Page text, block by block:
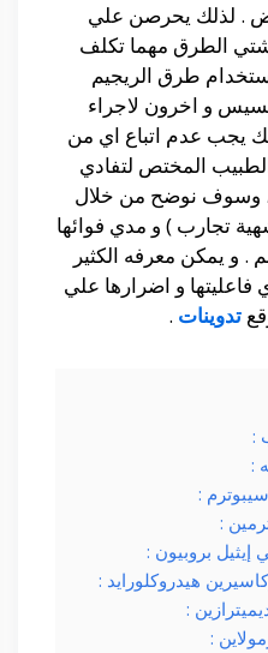
. لذلك يحرصن علي
الطرق مهما تكلف
طرق الريجيم
و اخرون لاجراء
يجب عدم اتباع اي من
المختص لتفادي
، وسوف نوضح من خلال
تجارب ) و مدي فوائها
و يمكن معرفه الكثير
و اضرارها علي
تدوينات .
:
:
:
:
إيثيل بروبيون :
هيدروكلورايد :
:
: